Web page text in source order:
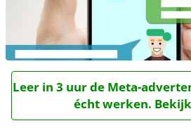
Leer in 3 uur de Meta-
écht werken.